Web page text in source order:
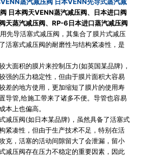
日本阀天VENN蒸汽减压阀、日本进口阀
天蒸汽减压阀、RP-6日本进口蒸汽减压阀
先导活塞式减压阀，其集合了膜片式减压
活塞式减压阀的耐磨性与结构紧凑性，是
大面积的膜片来控制压力(如英国某品牌)，
强的压力稳定性，但由于膜片面积大容易
差的地方使用，更加缩短了膜片的使用寿
导管,给施工带来了诸多不便。导管也容易
本上也偏高。
减压阀(如日本某品牌)，虽然具备了活塞式
紧凑性，但由于生产技术不足，特别在活
克，活塞的活动间隙留大了会泄漏，留小
减压阀存在压力不稳定的重要因素，因此